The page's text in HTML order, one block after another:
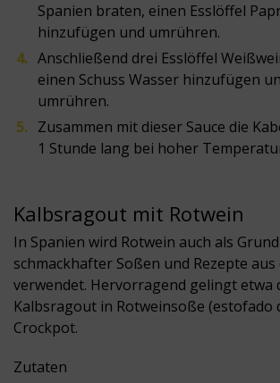
Spanien braten, einen Esslöffel
hinzufügen und umrühren.
Anschließend drei Esslöffel
einen Schuss Wasser hinzufügen
umrühren.
Zusammen mit dieser Sauce die
1 Stunde lang bei hoher
Kalbsragout mit Rotwein
In Spanien wird Rotwein auch als
schmackhafter Soßen und Rezepte
verwendet. Hervorragend gelingt etwa
Kalbsragout in Rotweinsoße (estofado
Crockpot.
Zutaten